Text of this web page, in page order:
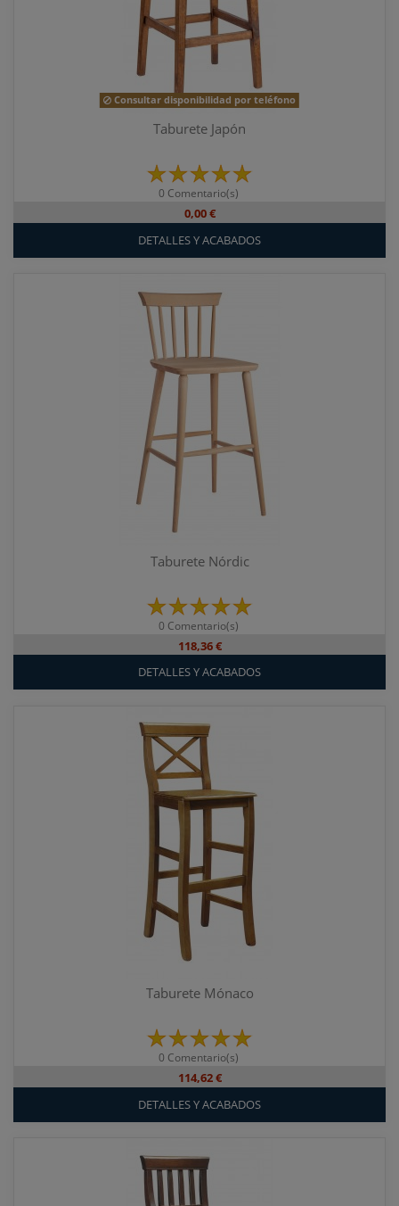
Consultar disponibilidad por teléfono
Taburete Japón
0 Comentario(s)
0,00 €
DETALLES Y ACABADOS
Taburete Nórdic
0 Comentario(s)
118,36 €
DETALLES Y ACABADOS
Taburete Mónaco
0 Comentario(s)
114,62 €
DETALLES Y ACABADOS